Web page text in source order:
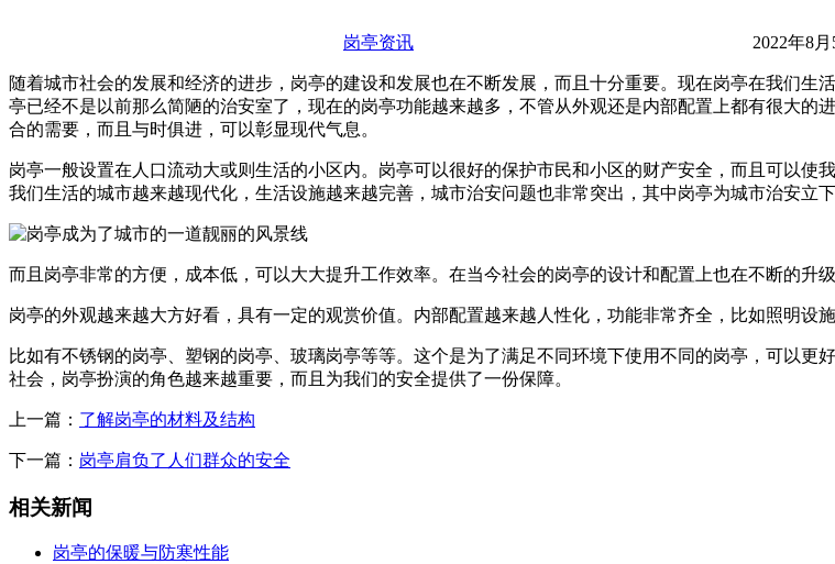
岗亭资讯 2022年8
随着城市社会的发展和经济的进步，岗亭的建设和发展也在不断发展，而且十分重要。现在岗亭在我们
亭已经不是以前那么简陋的治安室了，现在的岗亭功能越来越多，不管从外观还是内部配置上都有很大
合的需要，而且与时俱进，可以彰显现代气息。
岗亭一般设置在人口流动大或则生活的小区内。岗亭可以很好的保护市民和小区的财产安全，而且可以使
我们生活的城市越来越现代化，生活设施越来越完善，城市治安问题也非常突出，其中岗亭为城市治安立
而且岗亭非常的方便，成本低，可以大大提升工作效率。在当今社会的岗亭的设计和配置上也在不断的升
岗亭的外观越来越大方好看，具有一定的观赏价值。内部配置越来越人性化，功能非常齐全，比如照明设
比如有不锈钢的岗亭、塑钢的岗亭、玻璃岗亭等等。这个是为了满足不同环境下使用不同的岗亭，可以
社会，岗亭扮演的角色越来越重要，而且为我们的安全提供了一份保障。
上一篇： 了解岗亭的材料及结构
下一篇： 岗亭肩负了人们群众的安全
相关新闻
岗亭的保暖与防寒性能